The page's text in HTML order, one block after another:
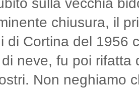
sulla vecchia
chiusura, il
di Cortina del 1956
neve, fu poi
Non neghiamo